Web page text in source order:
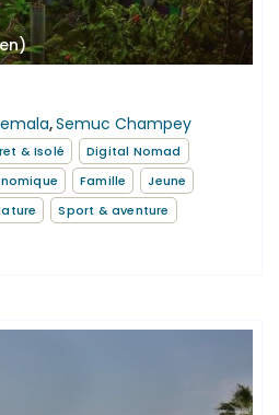
,Semuc Champey
& Isolé
Digital Nomad
Famille
Jeune
Sport & aventure